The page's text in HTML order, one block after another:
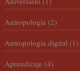
Antropología (2)
Antropología digital (1)
Aprendizaje (4)